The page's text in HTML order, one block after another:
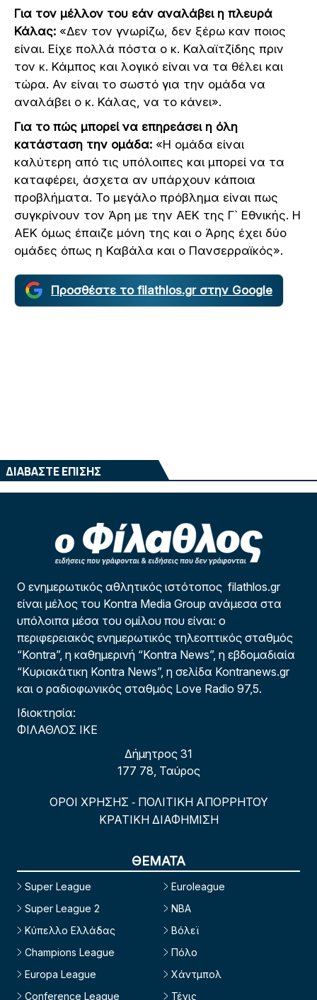
Για τον μέλλον του εάν αναλάβει η πλευρά
Κάλας: «Δεν τον γνωρίζω, δεν ξέρω καν ποιος
είναι. Είχε πολλά πόστα ο κ. Καλαϊτζίδης πριν
τον κ. Κάμπος και λογικό είναι να τα θέλει και
τώρα. Αν είναι το σωστό για την ομάδα να
αναλάβει ο κ. Κάλας, να το κάνει».
Για το πώς μπορεί να επηρεάσει η όλη
κατάσταση την ομάδα: «Η ομάδα είναι
καλύτερη από τις υπόλοιπες και μπορεί να τα
καταφέρει, άσχετα αν υπάρχουν κάποια
προβλήματα. Το μεγάλο πρόβλημα είναι πως
συγκρίνουν τον Άρη με την ΑΕΚ της Γ` Εθνικής. Η
ΑΕΚ όμως έπαιζε μόνη της και ο Άρης έχει δύο
ομάδες όπως η Καβάλα και ο Πανσερραϊκός».
Προσθέστε το filathlos.gr στην Google
ΔΙΑΒΑΣΤΕ ΕΠΙΣΗΣ
Ο ενημερωτικός αθλητικός ιστότοπος filathlos.gr
είναι μέλος του Kontra Media Group ανάμεσα στα
υπόλοιπα μέσα του ομίλου που είναι: ο
περιφερειακός ενημερωτικός τηλεοπτικός σταθμός
“Kontra”, η καθημερινή “Kontra News”, η εβδομαδιαία
“Κυριακάτικη Kontra News”, η σελίδα Kontranews.gr
και ο ραδιοφωνικός σταθμός Love Radio 97,5.
Ιδιοκτησία:
ΦΙΛΑΘΛΟΣ ΙΚΕ
Δήμητρος 31
177 78, Ταύρος
ΟΡΟΙ ΧΡΗΣΗΣ - ΠΟΛΙΤΙΚΗ ΑΠΟΡΡΗΤΟΥ
ΚΡΑΤΙΚΗ ΔΙΑΦΗΜΙΣΗ
ΘΕΜΑΤΑ
Super League
Super League 2
Κύπελλο Ελλάδας
Champions League
Europa League
Conference League
Euroleague
NBA
Βόλεϊ
Πόλο
Χάντμπολ
Τένις